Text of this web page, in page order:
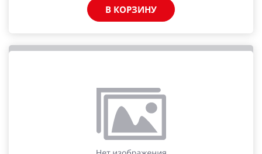
В КОРЗИНУ